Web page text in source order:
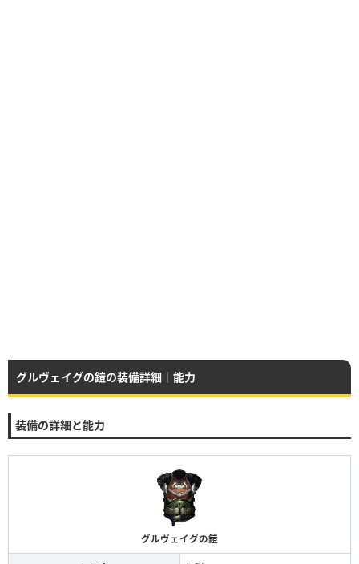
グルヴェイグの鎧の装備詳細｜能力
装備の詳細と能力
グルヴェイグの鎧